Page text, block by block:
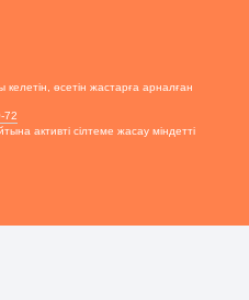
өсетін жастарға арналған
72
активті сілтеме жасау міндетті